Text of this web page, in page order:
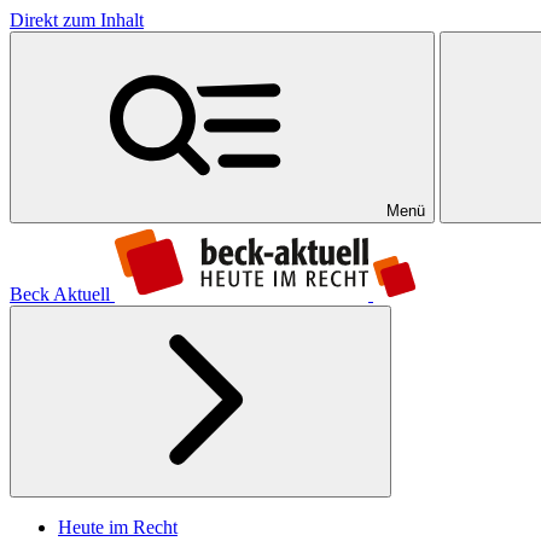
Direkt zum Inhalt
Menü
Beck Aktuell
Heute im Recht